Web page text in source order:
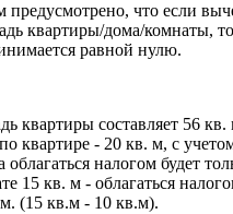
предусмотрено, что если
квартиры/дома/комнаты, то
равной нулю.
квартиры составляет 56 кв.
квартире - 20 кв. м, с
налогом будет
15 кв. м - облагаться
м. (15 кв.м - 10 кв.м).